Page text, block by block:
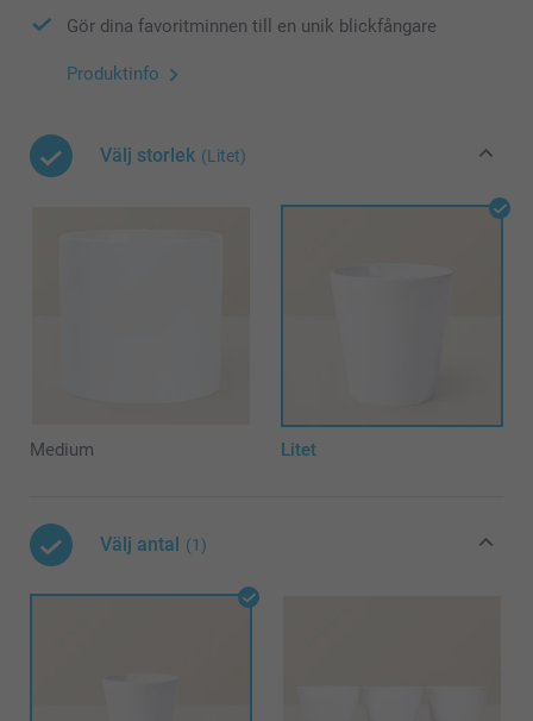
Gör dina favoritminnen till en unik blickfångare
Produktinfo
Välj storlek (Litet)
Medium Litet
Välj antal (1)